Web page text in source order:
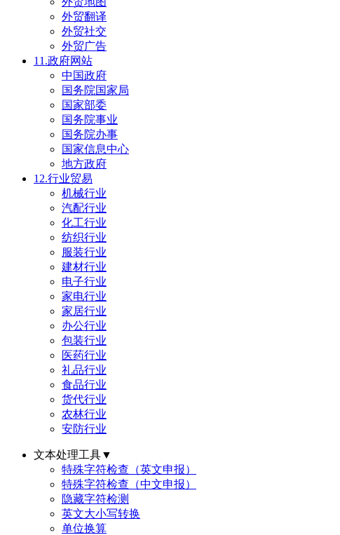
外贸翻译
外贸社交
外贸广告
11.政府网站
中国政府
国务院国家局
国家部委
国务院事业
国务院办事
国家信息中心
地方政府
12.行业贸易
机械行业
汽配行业
化工行业
纺织行业
服装行业
建材行业
电子行业
家电行业
家居行业
办公行业
包装行业
医药行业
礼品行业
食品行业
货代行业
农林行业
安防行业
文本处理工具▼
特殊字符检查（英文申报）
特殊字符检查（中文申报）
隐藏字符检测
英文大小写转换
单位换算